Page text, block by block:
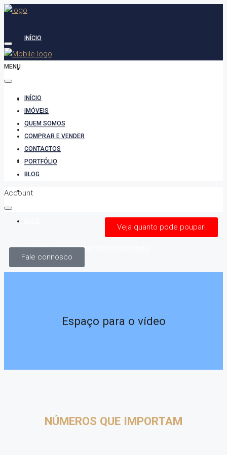
INÍCIO
QUEM SOMOS
COMPRAR E VENDER
CONTACTOS
PORTFÓLIO
+351 911 127 737 (REDE MÓVEL NACIONAL)
MENU
INÍCIO
IMÓVEIS
QUEM SOMOS
COMPRAR E VENDER
CONTACTOS
PORTFÓLIO
BLOG
Account
Veja quanto pode poupar!
Fale connosco
Espaço para o vídeo
NÚMEROS QUE IMPORTAM